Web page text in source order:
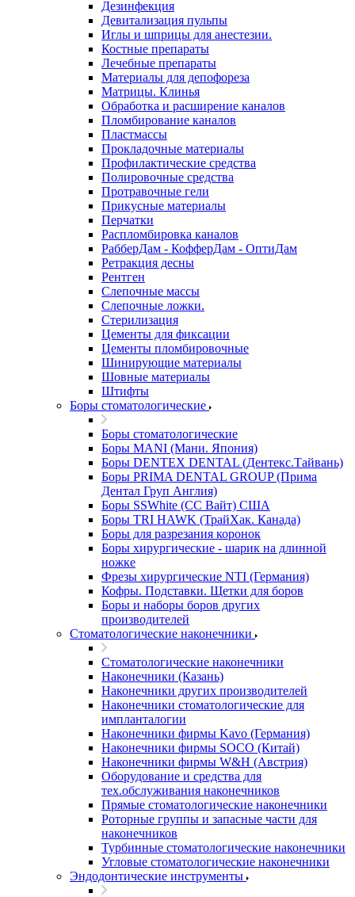
Дезинфекция
Девитализация пульпы
Иглы и шприцы для анестезии.
Костные препараты
Лечебные препараты
Материалы для депофореза
Матрицы. Клинья
Обработка и расширение каналов
Пломбирование каналов
Пластмассы
Прокладочные материалы
Профилактические средства
Полировочные средства
Протравочные гели
Прикусные материалы
Перчатки
Распломбировка каналов
РабберДам - КофферДам - ОптиДам
Ретракция десны
Рентген
Слепочные массы
Слепочные ложки.
Стерилизация
Цементы для фиксации
Цементы пломбировочные
Шинирующие материалы
Шовные материалы
Штифты
Боры стоматологические
Боры стоматологические
Боры MANI (Мани. Япония)
Боры DENTEX DENTAL (Дентекс.Тайвань)
Боры PRIMA DENTAL GROUP (Прима
Дентал Груп Англия)
Боры SSWhite (СС Вайт) США
Боры TRI HAWK (ТрайХак. Канада)
Боры для разрезания коронок
Боры хирургические - шарик на длинной
ножке
Фрезы хирургические NTI (Германия)
Кофры. Подставки. Щетки для боров
Боры и наборы боров других
производителей
Стоматологические наконечники
Стоматологические наконечники
Наконечники (Казань)
Наконечники других производителей
Наконечники стоматологические для
импланталогии
Наконечники фирмы Kavo (Германия)
Наконечники фирмы SOCO (Китай)
Наконечники фирмы W&H (Австрия)
Оборудование и средства для
тех.обслуживания наконечников
Прямые стоматологические наконечники
Роторные группы и запасные части для
наконечников
Турбинные стоматологические наконечники
Угловые стоматологические наконечники
Эндодонтические инструменты